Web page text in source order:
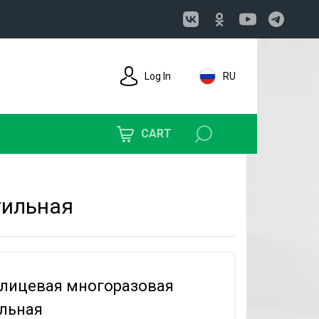
Log In RU
CART
многоразовая